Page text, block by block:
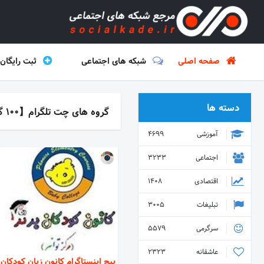
صفحه اصلی شبکه های اجتماعی ثبت
گروه های چت تلگرام【100 گروه برتر ایران】 دسته ها
آموزشی
4699
اجتماعی
3233
اقتصادی
1408
تبلیغات
3005
سرگرمی
5579
عاشقانه
2323